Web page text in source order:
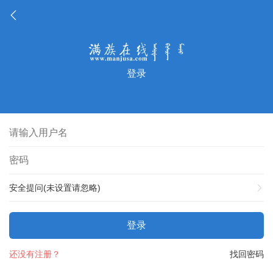
登录
安全提问(未设置请忽略)
登录
找回密码
还没有注册？